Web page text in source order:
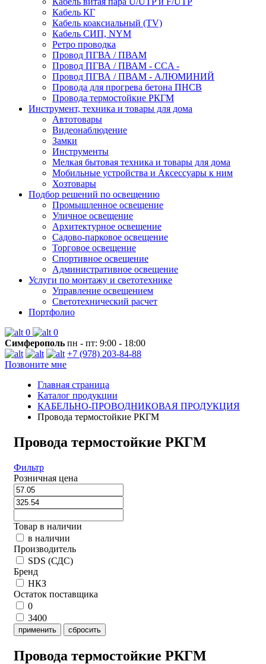
Кабель КГ
Кабель коаксиальный (TV)
Кабель СИП, NYM
Ретро проводка
Провод ПГВА / ПВАМ
Провод ПГВА / ПВАМ - CCA -
Провод ПГВА / ПВАМ - АЛЮМИНИЙ
Провода для прогрева бетона ПНСВ
Провода термостойкие РКГМ
Инструмент, техника и товары для дома
Автотовары
Видеонаблюдение
Замки
Инструменты
Мелкая бытовая техника и товары для дома
Мобильные устройства и Аксессуары к ним
Хозтовары
Подбор решений по освещению
Промышленное освещение
Уличное освещение
Архитектурное освещение
Садово-парковое освещение
Торговое освещение
Спортивное освещение
Административное освещение
Услуги по монтажу и светотехнике
Управление освещением
Светотехнический расчет
Портфолио
0
0
Симферополь пн - пт: 9:00 - 18:00
+7 (978) 203-84-88
Позвоните мне
Главная страница
Каталог продукции
КАБЕЛЬНО-ПРОВОДНИКОВАЯ ПРОДУКЦИЯ
Провода термостойкие РКГМ
Провода термостойкие РКГМ
Фильтр
Розничная цена
Товар в наличии
в наличии
Производитель
SDS (СДС)
Бренд
НКЗ
Остаток поставщика
0
3400
применить сбросить
Провода термостойкие РКГМ